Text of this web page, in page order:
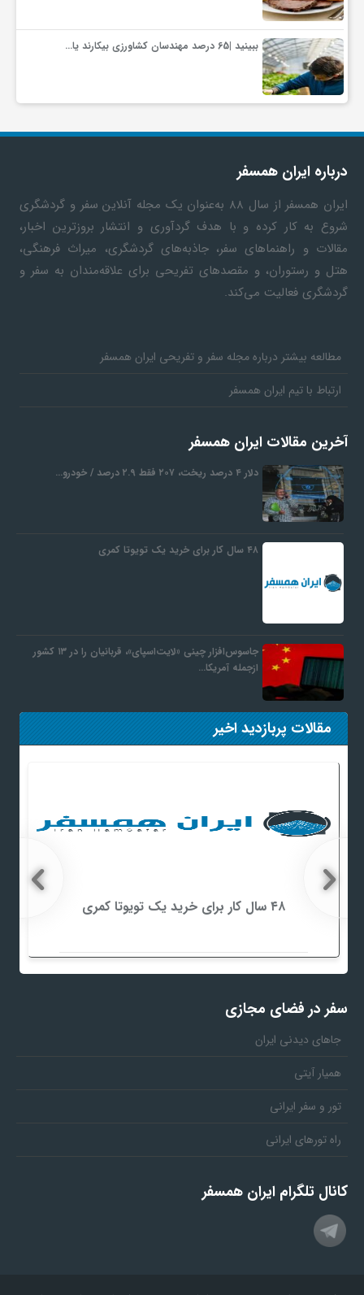
ببینید |65 درصد مهندسان کشاورزی بیکارند یا…
درباره ایران همسفر
ایران همسفر
از سال ۸۸ به‎‌عنوان یک مجله آنلاین سفر و گردشگری
شروع به کار کرده و با هدف گردآوری و انتشار بروزترین اخبار،
مقالات و راهنماهای سفر، جاذبه‌های گردشگری، میراث فرهنگی،
هتل و رستوران، و مقصدهای تفریحی برای علاقه‌مندان به سفر و
گردشگری فعالیت می‌کند.
مطالعه بیشتر درباره مجله سفر و تفریحی ایران همسفر
ارتباط با تیم ایران همسفر
آخرین مقالات ایران همسفر
دلار ۴ درصد ریخت، ۲۰۷ فقط ۲.۹ درصد / خودرو…
۴۸ سال کار برای خرید یک تویوتا کمری
جاسوس‌افزار چینی «لایت‌اسپای»، قربانیان را در ۱۳ کشور
ازجمله آمریکا…
مقالات پربازدید اخیر
۴۸ سال کار برای خرید یک تویوتا کمری
سفر در فضای مجازی
جاهای دیدنی ایران
همیار آیتی
تور و سفر ایرانی
راه تورهای ایرانی
کانال تلگرام ایران همسفر